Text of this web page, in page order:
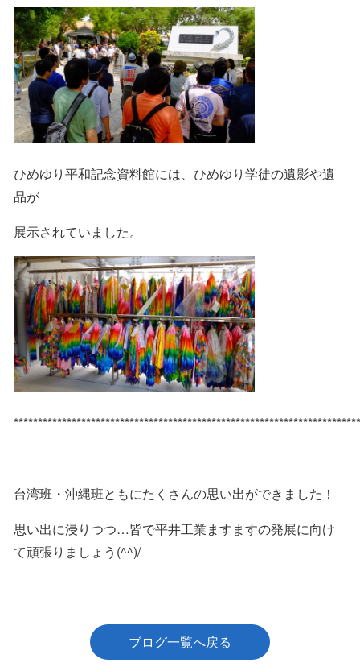
ひめゆり平和記念資料館には、ひめゆり学徒の遺影や遺
品が
展示されていました。
台湾班・沖縄班ともにたくさんの思い出ができました！
思い出に浸りつつ…皆で平井工業ますますの発展に向け
て頑張りましょう(^^)/
ブログ一覧へ戻る